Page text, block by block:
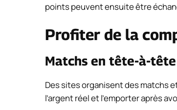
points peuvent ensuite être
Profiter de la
Matchs en tête-à-
Des sites organisent des matchs
l’argent réel et l’emporter après